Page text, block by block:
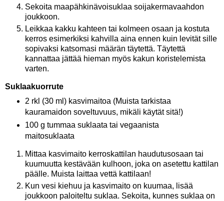
Sekoita maapähkinävoisuklaa soijakermavaahdon
joukkoon.
Leikkaa kakku kahteen tai kolmeen osaan ja kostuta
kerros esimerkiksi kahvilla aina ennen kuin levität sille
sopivaksi katsomasi määrän täytettä. Täytettä
kannattaa jättää hieman myös kakun koristelemista
varten.
Suklaakuorrute
2 rkl (30 ml) kasvimaitoa (Muista tarkistaa
kauramaidon soveltuvuus, mikäli käytät sitä!)
100 g tummaa suklaata tai vegaanista
maitosuklaata
Mittaa kasvimaito kerroskattilan haudutusosaan tai
kuumuutta kestävään kulhoon, joka on asetettu kattilan
päälle. Muista laittaa vettä kattilaan!
Kun vesi kiehuu ja kasvimaito on kuumaa, lisää
joukkoon paloiteltu suklaa. Sekoita, kunnes suklaa on